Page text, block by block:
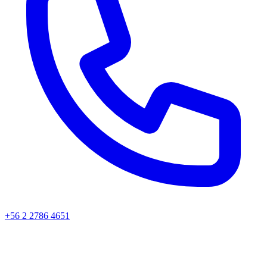
+56 2 2786 4651